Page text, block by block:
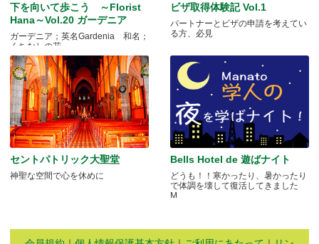
下を向いて歩こう ～Florist
Hana～Vol.20 ガーデニア
ガーデニア；英名Gardenia 和名；
くちなしの花 .....
ビザ取得体験記 Vol.1
パートナーとビザの申請を考えてい
る方、必見
セントパトリック大聖堂
神聖な空間で心を休めに
Bells Hotel de 遊ばナイト
どうも！！寒かったり、暑かったり
で体調を壊して復活してきました
M.....